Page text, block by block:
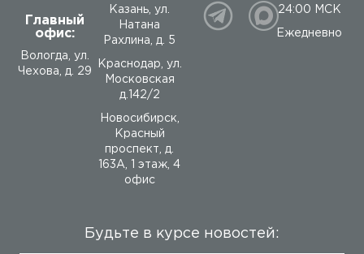
Главный
офис:
Вологда, ул.
Чехова, д. 29
Казань, ул.
Натана
Рахлина, д. 5
Краснодар, ул.
Московская
д.142/2
Новосибирск,
Красный
проспект, д.
163А, 1 этаж, 4
офис
24:00 МСК
Ежедневно
Будьте в курсе новостей: